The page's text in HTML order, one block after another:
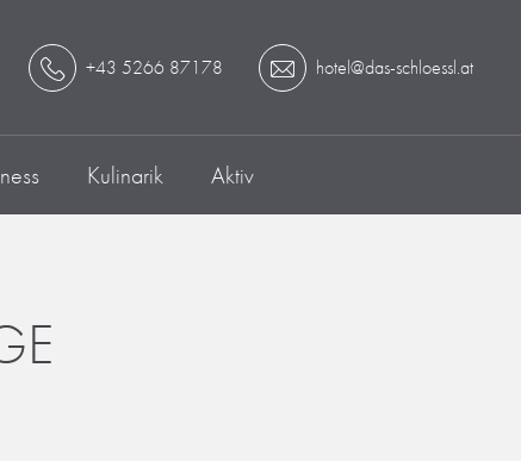
+43 5266 87178 hotel@das-schloessl.at
Kulinarik Aktiv